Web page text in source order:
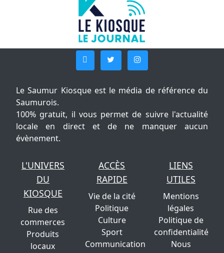
Le Saumur Kiosque est le média de référence du
Saumurois.
100% gratuit, il vous permet de suivre l'actualité
locale en direct et de ne manquer aucun
évènement.
L'UNIVERS
DU
KIOSQUE
Rue des
commerces
Produits
locaux
ACCÈS
RAPIDE
Vie de la cité
Politique
Culture
Sport
Communication
LIENS
UTILES
Mentions
légales
Politique de
confidentialité
Nous